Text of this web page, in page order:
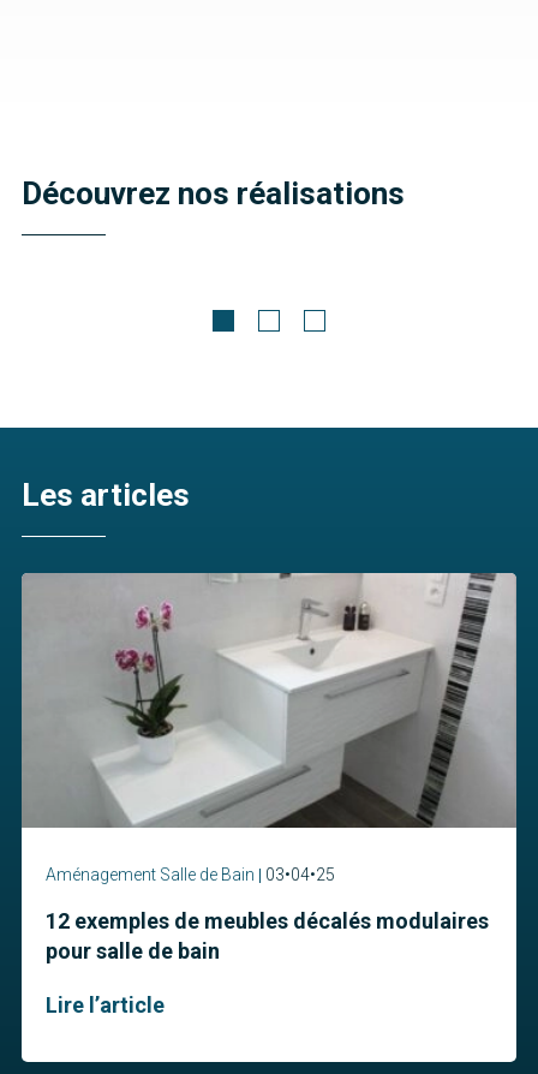
Découvrez nos réalisations
Les articles
Aménagement Salle de Bain 03•04•25
12 exemples de meubles décalés modulaires
pour salle de bain
Lire l’article